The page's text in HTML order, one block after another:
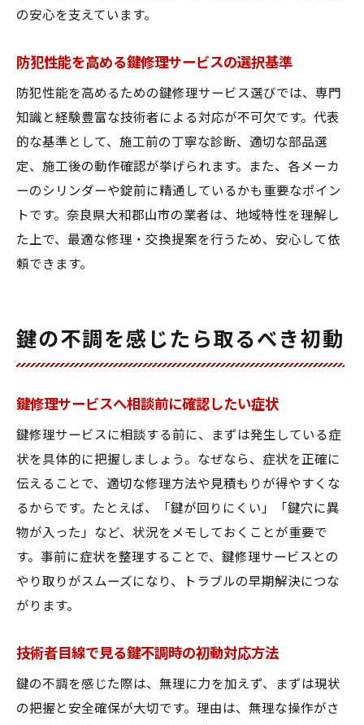
の安心を支えています。
防犯性能を高める鍵修理サービスの選択基準
防犯性能を高めるための鍵修理サービス選びでは、専門
知識と経験豊富な技術者による対応が不可欠です。代表
的な基準として、施工前の丁寧な診断、適切な部品選
定、施工後の動作確認が挙げられます。また、各メーカ
ーのシリンダーや錠前に精通しているかも重要なポイン
トです。奈良県大和郡山市の業者は、地域特性を理解し
た上で、最適な修理・交換提案を行うため、安心して依
頼できます。
鍵の不調を感じたら取るべき初動
鍵修理サービスへ相談前に確認したい症状
鍵修理サービスに相談する前に、まずは発生している症
状を具体的に把握しましょう。なぜなら、症状を正確に
伝えることで、適切な修理方法や見積もりが得やすくな
るからです。たとえば、「鍵が回りにくい」「鍵穴に異
物が入った」など、状況をメモしておくことが重要で
す。事前に症状を整理することで、鍵修理サービスとの
やり取りがスムーズになり、トラブルの早期解決につな
がります。
技術者目線で見る鍵不調時の初動対応方法
鍵の不調を感じた際は、無理に力を加えず、まずは現状
の把握と安全確保が大切です。理由は、無理な操作がさ